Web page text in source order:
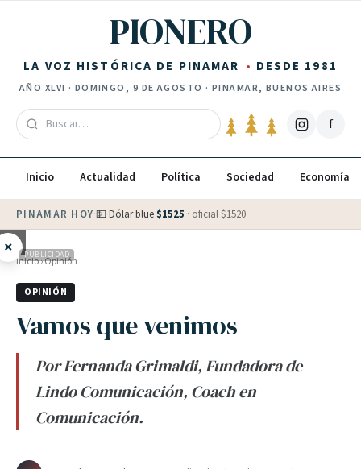
PIONERO
LA VOZ HISTÓRICA DE PINAMAR DESDE 1981
AÑO XLVI · DOMINGO, 9 DE AGOSTO · PINAMAR, BUENOS AIRES
f
Inicio Actualidad Política Sociedad Economía
PINAMAR HOY·💵 Dólar blue $1525 · oficial $1520
× PUBLICIDAD
Inicio›Opinión
OPINIÓN
Vamos que venimos
Por Fernanda Grimaldi, Fundadora de
Lindo Comunicación, Coach en
Comunicación.